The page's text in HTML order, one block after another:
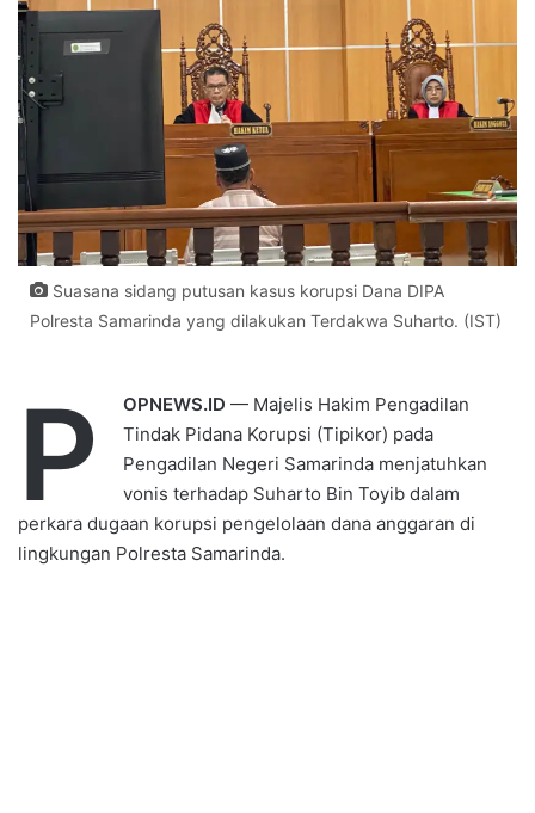
Suasana sidang putusan kasus korupsi Dana DIPA
Polresta Samarinda yang dilakukan Terdakwa Suharto. (IST)
P OPNEWS.ID — Majelis Hakim Pengadilan
Tindak Pidana Korupsi (Tipikor) pada
Pengadilan Negeri Samarinda menjatuhkan
vonis terhadap Suharto Bin Toyib dalam
perkara dugaan korupsi pengelolaan dana anggaran di
lingkungan Polresta Samarinda.